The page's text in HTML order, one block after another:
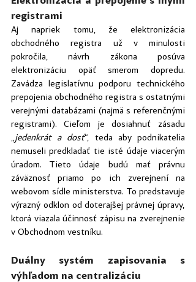
registrami
Aj napriek tomu, že elektronizácia
obchodného registra už v minulosti
pokročila, návrh zákona posúva
elektronizáciu opäť smerom dopredu.
Zavádza legislatívnu podporu technického
prepojenia obchodného registra s ostatnými
verejnými databázami (najmä s referenčnými
registrami). Cieľom je dosiahnuť zásadu
„jedenkrát a dosť“, teda aby podnikatelia
nemuseli predkladať tie isté údaje viacerým
úradom. Tieto údaje budú mať právnu
záväznosť priamo po ich zverejnení na
webovom sídle ministerstva. To predstavuje
výrazný odklon od doterajšej právnej úpravy,
ktorá viazala účinnosť zápisu na zverejnenie
v Obchodnom vestníku.
Duálny systém zapisovania s
výhľadom na centralizáciu